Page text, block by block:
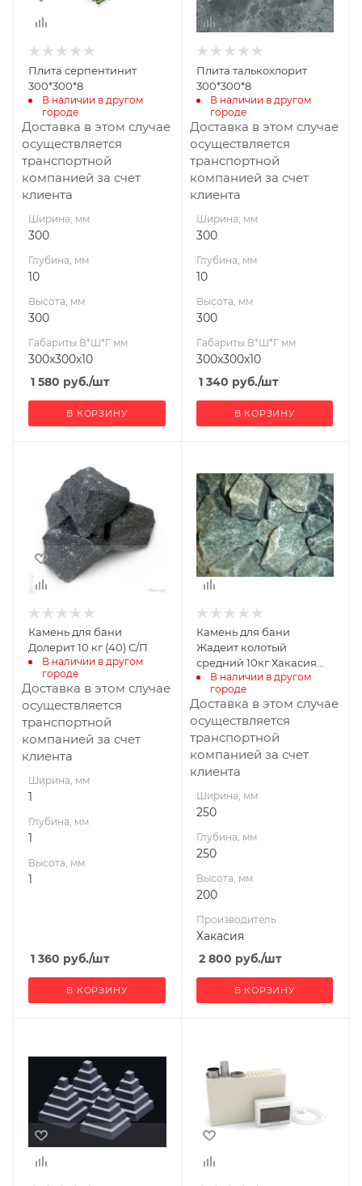
Габариты В*Ш*Г мм
Плита серпентинит
300*300*8
В наличии в другом
городе
Доставка в этом случае
осуществляется
транспортной
компанией за счет
клиента
Ширина, мм
300
Глубина, мм
10
Высота, мм
300
Габариты В*Ш*Г мм
300x300x10
1 580 руб./шт
В КОРЗИНУ
Габариты В*Ш*Г мм
Плита талькохлорит
300*300*8
В наличии в другом
городе
Доставка в этом случае
осуществляется
транспортной
компанией за счет
клиента
Ширина, мм
300
Глубина, мм
10
Высота, мм
300
Габариты В*Ш*Г мм
300x300x10
1 340 руб./шт
В КОРЗИНУ
Глубина, мм
Высота, мм
Камень для бани
Долерит 10 кг (40) С/П
В наличии в другом
городе
Доставка в этом случае
осуществляется
транспортной
компанией за счет
клиента
Ширина, мм
1
Глубина, мм
1
Высота, мм
1
1 360 руб./шт
В КОРЗИНУ
250
Глубина, мм
250
Высота, мм
200
Производитель
Камень для бани
Жадеит колотый
средний 10кг Хакасия
(60)В наличии в другом
городе
Доставка в этом случае
осуществляется
транспортной
компанией за счет
клиента
Ширина, мм
250
Глубина, мм
250
Высота, мм
200
Производитель
Хакасия
2 800 руб./шт
В КОРЗИНУ